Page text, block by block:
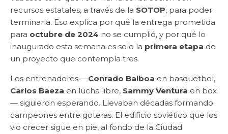
recursos estatales, a través de la SOTOP, para poder
terminarla. Eso explica por qué la entrega prometida
para octubre de 2024 no se cumplió, y por qué lo
inaugurado esta semana es solo la primera etapa de
un proyecto que contempla tres.
Los entrenadores —Conrado Balboa en basquetbol,
Carlos Baeza en lucha libre, Sammy Ventura en box
— siguieron esperando. Llevaban décadas formando
campeones entre goteras. El edificio soviético que los
vio crecer sigue en pie, al fondo de la Ciudad